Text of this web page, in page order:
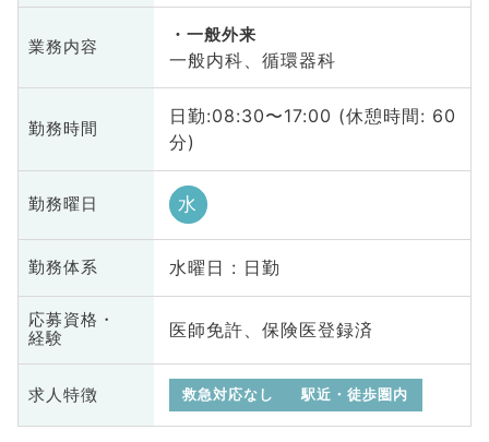
業務内容
一般外来
一般内科、循環器科
勤務時間
日勤:08:30〜17:00 (休憩時間: 60
分)
勤務曜日 水
勤務体系 水曜日 : 日勤
応募資格・
経験
医師免許、保険医登録済
求人特徴 救急対応なし 駅近・徒歩圏内